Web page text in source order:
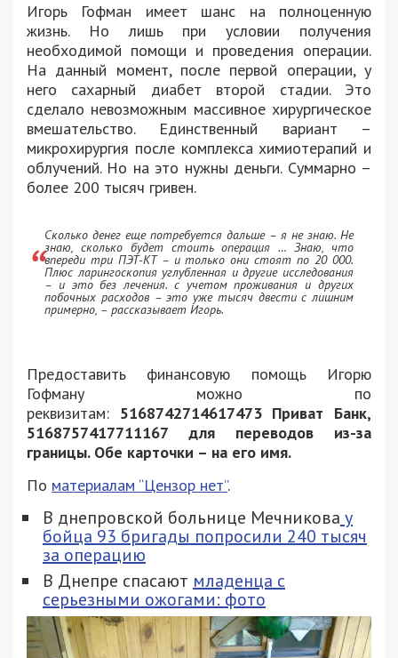
Игорь Гофман имеет шанс на полноценную
жизнь. Но лишь при условии получения
необходимой помощи и проведения операции.
На данный момент, после первой операции, у
него сахарный диабет второй стадии. Это
сделало невозможным массивное хирургическое
вмешательство. Единственный вариант –
микрохирургия после комплекса химиотерапий и
облучений. Но на это нужны деньги. Суммарно –
более 200 тысяч гривен.
Сколько денег еще потребуется дальше – я не знаю. Не
знаю, сколько будет стоить операция … Знаю, что
впереди три ПЭТ-КТ – и только они стоят по 20 000.
Плюс ларингоскопия углубленная и другие исследования
– и это без лечения. с учетом проживания и других
побочных расходов – это уже тысяч двести с лишним
примерно, – рассказывает Игорь.
Предоставить финансовую помощь Игорю
Гофману можно по
реквизитам: 5168742714617473 Приват Банк,
5168757417711167 для переводов из-за
границы. Обе карточки – на его имя.
По материалам “Цензор нет”.
В днепровской больнице Мечникова у
бойца 93 бригады попросили 240 тысяч
за операцию
В Днепре спасают младенца с
серьезными ожогами: фото